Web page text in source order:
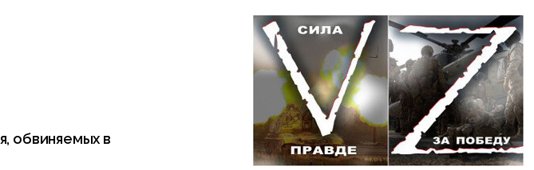
обвиняемых в